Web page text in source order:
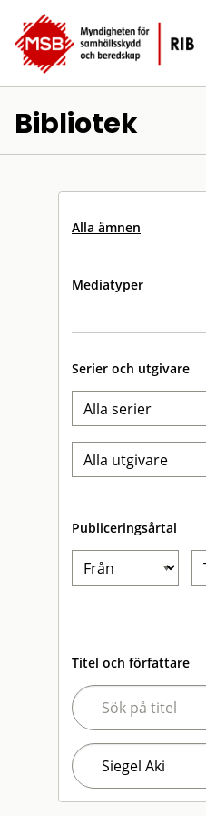
Bibliotek
Alla ämnen
Mediatyper
Serier och utgivare
Publiceringsårtal
Titel och författare